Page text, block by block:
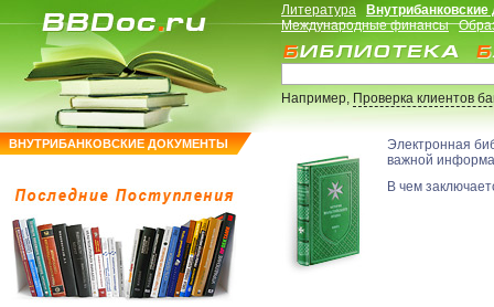
ВНУТРИБАНКОВСКИЕ ДОКУМЕНТЫ
Литература
Международные финансы
Например,Проверка клиентов
Электронная
важной
В чем